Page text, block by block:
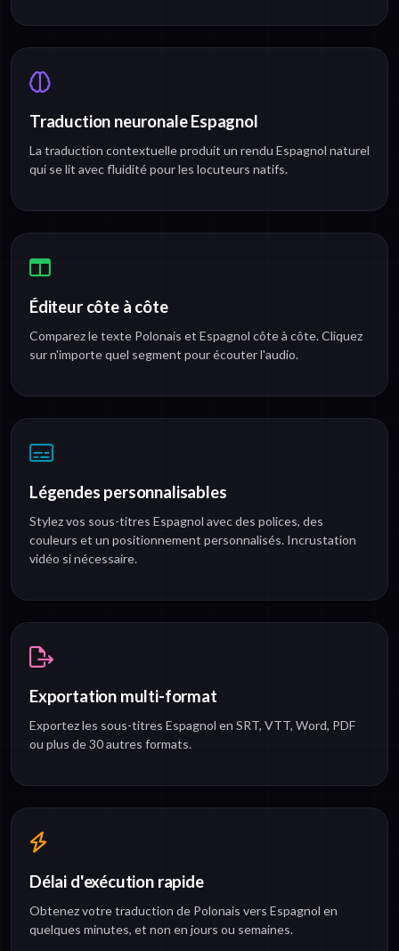
Traduction neuronale Espagnol
La traduction contextuelle produit un rendu Espagnol naturel
qui se lit avec fluidité pour les locuteurs natifs.
Éditeur côte à côte
Comparez le texte Polonais et Espagnol côte à côte. Cliquez
sur n'importe quel segment pour écouter l'audio.
Légendes personnalisables
Stylez vos sous-titres Espagnol avec des polices, des
couleurs et un positionnement personnalisés. Incrustation
vidéo si nécessaire.
Exportation multi-format
Exportez les sous-titres Espagnol en SRT, VTT, Word, PDF
ou plus de 30 autres formats.
Délai d'exécution rapide
Obtenez votre traduction de Polonais vers Espagnol en
quelques minutes, et non en jours ou semaines.